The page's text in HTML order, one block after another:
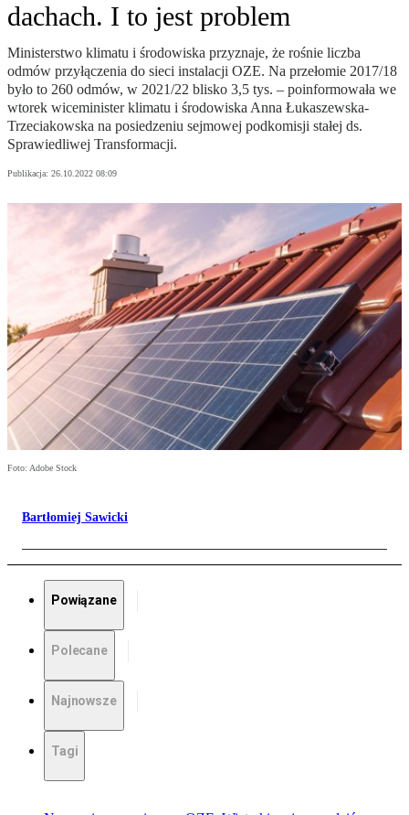
dachach. I to jest problem
Ministerstwo klimatu i środowiska przyznaje, że rośnie liczba
odmów przyłączenia do sieci instalacji OZE. Na przełomie 2017/18
było to 260 odmów, w 2021/22 blisko 3,5 tys. – poinformowała we
wtorek wiceminister klimatu i środowiska Anna Łukaszewska-
Trzeciakowska na posiedzeniu sejmowej podkomisji stałej ds.
Sprawiedliwej Transformacji.
Publikacja: 26.10.2022 08:09
Foto: Adobe Stock
Bartłomiej Sawicki
Powiązane
Polecane
Najnowsze
Tagi